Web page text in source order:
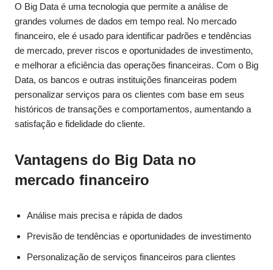
O Big Data é uma tecnologia que permite a análise de
grandes volumes de dados em tempo real. No mercado
financeiro, ele é usado para identificar padrões e tendências
de mercado, prever riscos e oportunidades de investimento,
e melhorar a eficiência das operações financeiras. Com o Big
Data, os bancos e outras instituições financeiras podem
personalizar serviços para os clientes com base em seus
históricos de transações e comportamentos, aumentando a
satisfação e fidelidade do cliente.
Vantagens do Big Data no
mercado financeiro
Análise mais precisa e rápida de dados
Previsão de tendências e oportunidades de investimento
Personalização de serviços financeiros para clientes